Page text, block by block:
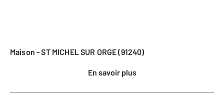
Maison - ST MICHEL SUR ORGE (91240)
En savoir plus